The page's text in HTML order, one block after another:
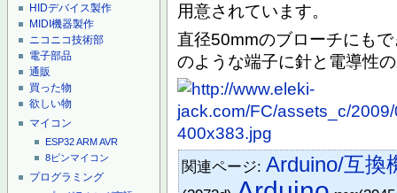
HIDデバイス製作
MIDI機器製作
ニコニコ技術部
電子部品
通販
買った物
欲しい物
マイコン
ESP32ARMAVR
8ピンマイコン
プログラミング
用意されています。
直径50mmのブローチにも
のような端子に針と電導性
関連ページ:Arduino/互換